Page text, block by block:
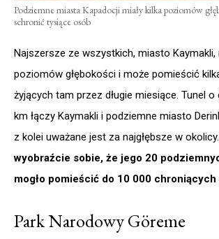
Podziemne miasta Kapadocji miały kilka poziomów
schronić tysiące osób
Najszersze ze wszystkich, miasto Kaymakli,
poziomów głębokości i może pomieścić
żyjących tam przez długie miesiące. Tunel o
km łączy Kaymakli i podziemne miasto
z kolei uważane jest za najgłębsze w okolicy.
wyobraźcie sobie, że jego 20
mogło pomieścić do 10 000 chroniących
Park Narodowy Göreme